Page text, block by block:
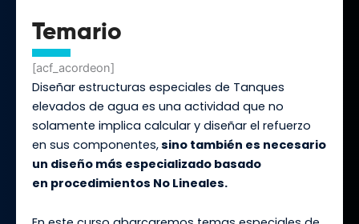
Temario
[acf_acordeon]
Diseñar estructuras especiales de Tanques
elevados de agua es una actividad que no
solamente implica calcular y diseñar el refuerzo
en sus componentes,sino también es necesario
un diseño más especializado basado
en procedimientos No Lineales.